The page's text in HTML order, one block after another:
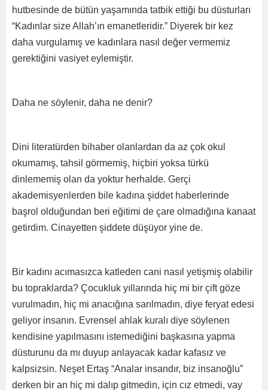
hutbesinde de bütün yaşamında tatbik ettiği bu düsturları
“Kadınlar size Allah’ın emanetleridir.” Diyerek bir kez
daha vurgulamış ve kadınlara nasıl değer vermemiz
gerektiğini vasiyet eylemiştir.
Daha ne söylenir, daha ne denir?
Dini literatürden bihaber olanlardan da az çok okul
okumamış, tahsil görmemiş, hiçbiri yoksa türkü
dinlememiş olan da yoktur herhalde. Gerçi
akademisyenlerden bile kadına şiddet haberlerinde
başrol olduğundan beri eğitimi de çare olmadığına kanaat
getirdim. Cinayetten şiddete düşüyor yine de.
Bir kadını acımasızca katleden cani nasıl yetişmiş olabilir
bu topraklarda? Çocukluk yıllarında hiç mi bir çift göze
vurulmadın, hiç mi anacığına sarılmadın, diye feryat edesi
geliyor insanın. Evrensel ahlak kuralı diye söylenen
kendisine yapılmasını istemediğini başkasına yapma
düsturunu da mı duyup anlayacak kadar kafasız ve
kalpsizsin. Neşet Ertaş “Analar insandır, biz insanoğlu”
derken bir an hiç mi dalıp gitmedin, için cız etmedi, vay